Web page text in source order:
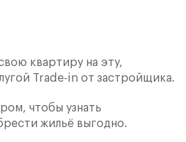
квартиру на эту,
Trade-in от застройщика.
чтобы узнать
жильё выгодно.